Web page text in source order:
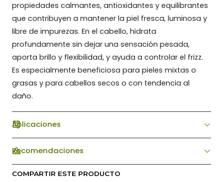
propiedades calmantes, antioxidantes y equilibrantes
que contribuyen a mantener la piel fresca, luminosa y
libre de impurezas. En el cabello, hidrata
profundamente sin dejar una sensación pesada,
aporta brillo y flexibilidad, y ayuda a controlar el frizz.
Es especialmente beneficiosa para pieles mixtas o
grasas y para cabellos secos o con tendencia al
daño.
Aplicaciones
Recomendaciones
COMPARTIR ESTE PRODUCTO